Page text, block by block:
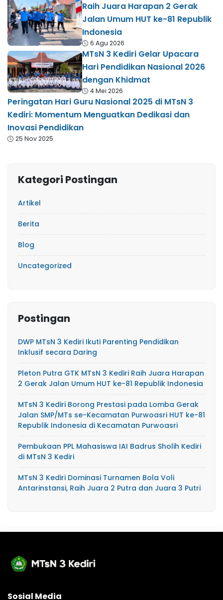
Raih Juara Harapan 2 Gerak
Jalan Umum HUT ke-81 Republik
Indonesia
6 Agu 2026
MTsN 3 Kediri Gelar Upacara
Hari Pendidikan Nasional 2026
dengan Khidmat
4 Mei 2026
Peringatan Hari Guru Nasional 2025 di MTsN 3
Kediri: Momentum Menguatkan Dedikasi dan
Inovasi Pendidikan
25 Nov 2025
Kategori Postingan
Artikel
Berita
Blog
Uncategorized
Postingan
DWP MTsN 3 Kediri Ikuti Parenting Pendidikan
Inklusif secara Daring
Pleton Putra GTK MTsN 3 Kediri Raih Juara Harapan
2 Gerak Jalan Umum HUT ke-81 Republik Indonesia
MTsN 3 Kediri Borong Prestasi pada Lomba Gerak
Jalan SMP/MTs se-Kecamatan Purwoasri HUT ke-81
Republik Indonesia di Kecamatan Purwoasri
Pembukaan PPL Mahasiswa IAI Badrus Sholih Kediri
di MTsN 3 Kediri
MTsN 3 Kediri Dominasi Turnamen Bola Voli
Antarinstansi, Raih Juara 2 Putra dan Juara 3 Putri
Sosial Media